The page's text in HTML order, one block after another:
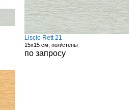
Liscio Rett 21
15x15 см, пол/стены
по запросу